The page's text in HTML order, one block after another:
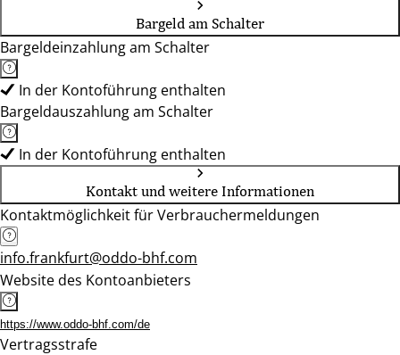
Bargeld am Schalter
Bargeldeinzahlung am Schalter
In der Kontoführung enthalten
Bargeldauszahlung am Schalter
In der Kontoführung enthalten
Kontakt und weitere Informationen
Kontaktmöglichkeit für Verbrauchermeldungen
info.frankfurt@oddo-bhf.com
Website des Kontoanbieters
https://www.oddo-bhf.com/de
Vertragsstrafe